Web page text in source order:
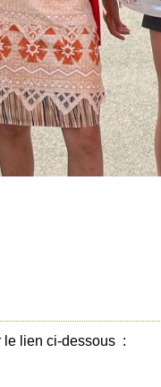
le lien ci-dessous :